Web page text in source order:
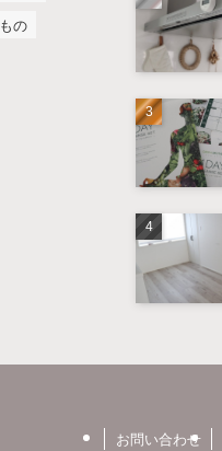
の
お問い合わせ